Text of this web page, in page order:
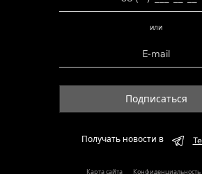
или
Подписаться
Получать новости в
Карта сайта Конфиденциальность